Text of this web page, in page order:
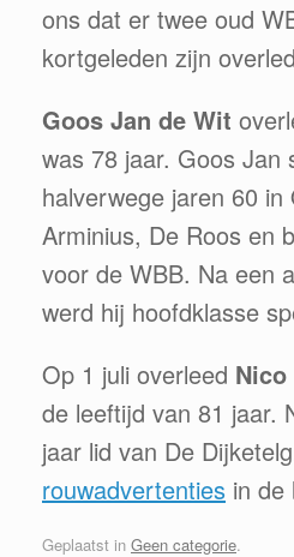
ons dat er twee oud
kortgeleden zijn
Goos Jan de Wit
was 78 jaar. Goos Jan
halverwege jaren 60 in
Arminius, De Roos en
voor de WBB. Na een
werd hij hoofdklasse
Op 1 juli overleed Nico
de leeftijd van 81 jaar.
jaar lid van De
rouwadvertenties in de
Geplaatst in Geen categorie.